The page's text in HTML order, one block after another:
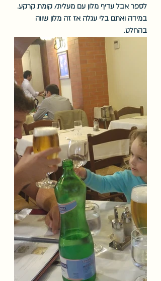
לספר אבל עדיף מלון עם מעלית/ קומת קרקע.
במידה ואתם בלי עגלה אז זה מלון שווה
בהחלט.